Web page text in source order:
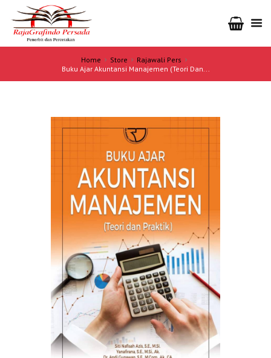
Home Store
Rajawali Pers
Buku Ajar Akuntansi Manajemen (Teori Dan...